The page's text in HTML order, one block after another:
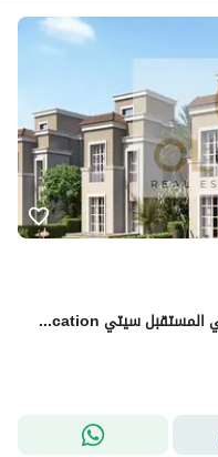
امتلك تاون هاوس في The Butterfly في المستقبل سيتي prime location في القاهره الجديده